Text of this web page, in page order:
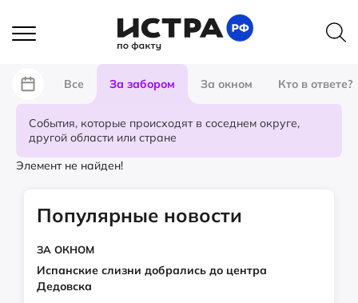
Все За забором За окном Кто в ответе?
События, которые происходят в соседнем округе,
другой области или стране
Элемент не найден!
Популярные новости
ЗА ОКНОМ
Испанские слизни добрались до центра
Дедовска